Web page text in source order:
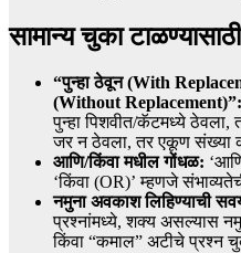
सामान्य चुका
“पुन्हा ठेवून (With
(Without Replacement)”:
पुन्हा पिशवीत/कॅटमध्ये ठेवला,
जर न ठेवला, तर एकूण संख्या
आणि/किंवा मधील गोंधळ:
‘किंवा (OR)’ म्हणजे
नमुना अवकाश लिहिण्याची
प्रश्नांमध्ये, शक्य असल्यास
किंवा “कमाल” अटीचे प्रश्न